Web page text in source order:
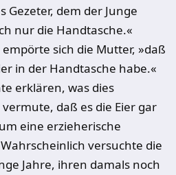
dem der Junge
nur die Handtasche.«
sich die Mutter, »daß
in der Handtasche habe.«
erklären, was dies
daß es die Eier gar
eine erzieherische
versuchte die
Jahre, ihren damals noch